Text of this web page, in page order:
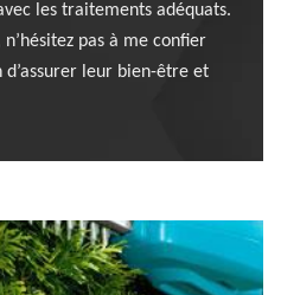
les traitements adéquats.
pas à me confier
d’assurer leur bien-être et